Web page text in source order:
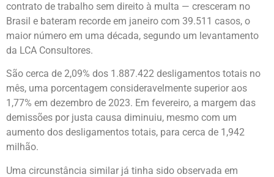
contrato de trabalho sem direito à multa — cresceram no
Brasil e bateram recorde em janeiro com 39.511 casos, o
maior número em uma década, segundo um levantamento
da LCA Consultores.
São cerca de 2,09% dos 1.887.422 desligamentos totais no
mês, uma porcentagem consideravelmente superior aos
1,77% em dezembro de 2023. Em fevereiro, a margem das
demissões por justa causa diminuiu, mesmo com um
aumento dos desligamentos totais, para cerca de 1,942
milhão.
Uma circunstância similar já tinha sido observada em